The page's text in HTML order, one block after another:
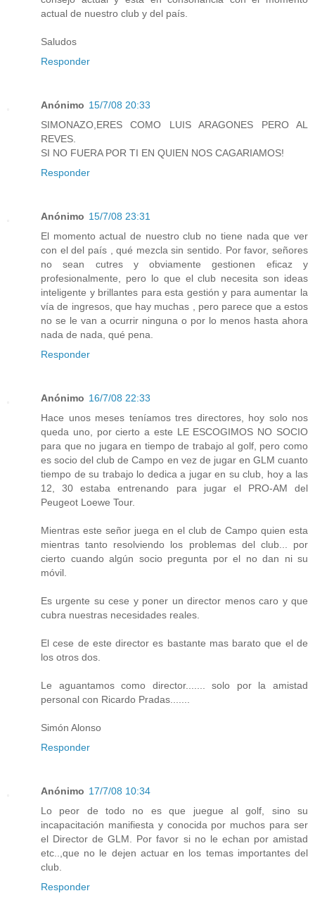
actual de nuestro club y del país.
Saludos
Responder
Anónimo 15/7/08 20:33
SIMONAZO,ERES COMO LUIS ARAGONES PERO AL
REVES.
SI NO FUERA POR TI EN QUIEN NOS CAGARIAMOS!
Responder
Anónimo 15/7/08 23:31
El momento actual de nuestro club no tiene nada que ver
con el del país , qué mezcla sin sentido. Por favor, señores
no sean cutres y obviamente gestionen eficaz y
profesionalmente, pero lo que el club necesita son ideas
inteligente y brillantes para esta gestión y para aumentar la
vía de ingresos, que hay muchas , pero parece que a estos
no se le van a ocurrir ninguna o por lo menos hasta ahora
nada de nada, qué pena.
Responder
Anónimo 16/7/08 22:33
Hace unos meses teníamos tres directores, hoy solo nos
queda uno, por cierto a este LE ESCOGIMOS NO SOCIO
para que no jugara en tiempo de trabajo al golf, pero como
es socio del club de Campo en vez de jugar en GLM cuanto
tiempo de su trabajo lo dedica a jugar en su club, hoy a las
12, 30 estaba entrenando para jugar el PRO-AM del
Peugeot Loewe Tour.
Mientras este señor juega en el club de Campo quien esta
mientras tanto resolviendo los problemas del club... por
cierto cuando algún socio pregunta por el no dan ni su
móvil.
Es urgente su cese y poner un director menos caro y que
cubra nuestras necesidades reales.
El cese de este director es bastante mas barato que el de
los otros dos.
Le aguantamos como director....... solo por la amistad
personal con Ricardo Pradas.......
Simón Alonso
Responder
Anónimo 17/7/08 10:34
Lo peor de todo no es que juegue al golf, sino su
incapacitación manifiesta y conocida por muchos para ser
el Director de GLM. Por favor si no le echan por amistad
etc..,que no le dejen actuar en los temas importantes del
club.
Responder